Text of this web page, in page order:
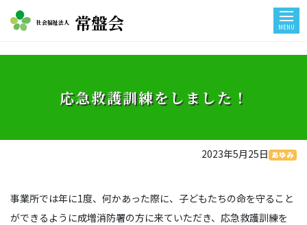
社会福祉法人 常盤会 MENU
応急救護訓練をしました！
2023年5月25日 あゆみ
事業所では年に1度、何かあった際に、子どもたちの命を守ること
ができるように成増消防署の方に来ていただき、応急救護訓練を